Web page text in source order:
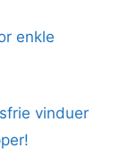
enkle
vinduer